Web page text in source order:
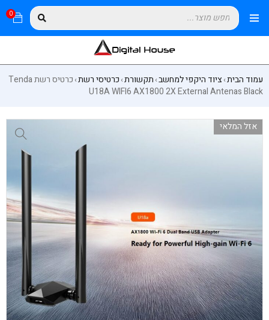
0
עמוד הבית›ציוד היקפי למחשב›תקשורת›כרטיסי רשת›
כרטיס רשת Tenda
U18A WIFI6 AX1800 2X External Antenas Black
אזל המלאי